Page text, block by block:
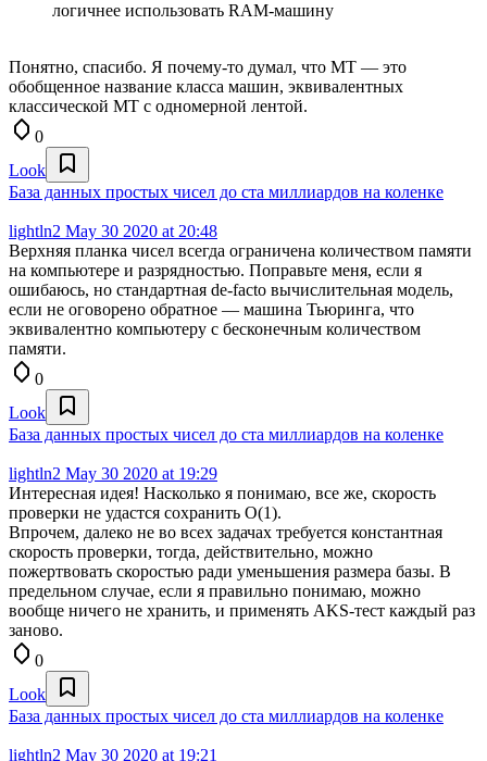
логичнее использовать RAM-машину
Понятно, спасибо. Я почему-то думал, что MT — это
обобщенное название класса машин, эквивалентных
классической MT с одномерной лентой.
0
Look
База данных простых чисел до ста миллиардов на коленке
lightln2 May 30 2020 at 20:48
Верхняя планка чисел всегда ограничена количеством памяти
на компьютере и разрядностью. Поправьте меня, если я
ошибаюсь, но стандартная de-facto вычислительная модель,
если не оговорено обратное — машина Тьюринга, что
эквивалентно компьютеру с бесконечным количеством
памяти.
0
Look
База данных простых чисел до ста миллиардов на коленке
lightln2 May 30 2020 at 19:29
Интересная идея! Насколько я понимаю, все же, скорость
проверки не удастся сохранить O(1).
Впрочем, далеко не во всех задачах требуется константная
скорость проверки, тогда, действительно, можно
пожертвовать скоростью ради уменьшения размера базы. В
предельном случае, если я правильно понимаю, можно
вообще ничего не хранить, и применять AKS-тест каждый раз
заново.
0
Look
База данных простых чисел до ста миллиардов на коленке
lightln2 May 30 2020 at 19:21